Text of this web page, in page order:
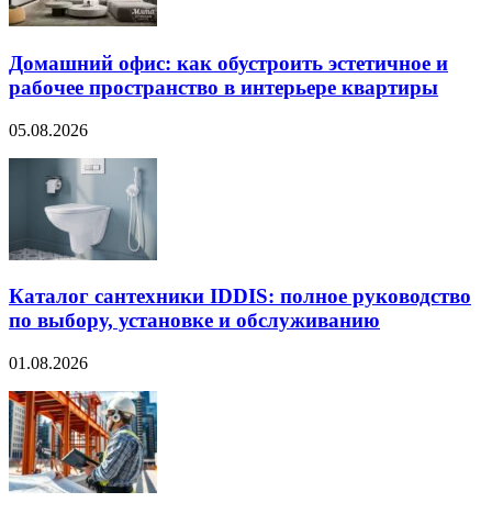
Домашний офис: как обустроить эстетичное и
рабочее пространство в интерьере квартиры
05.08.2026
Каталог сантехники IDDIS: полное руководство
по выбору, установке и обслуживанию
01.08.2026